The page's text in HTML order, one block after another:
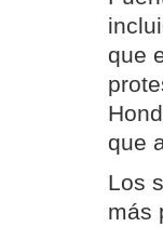
que
que
Los
más